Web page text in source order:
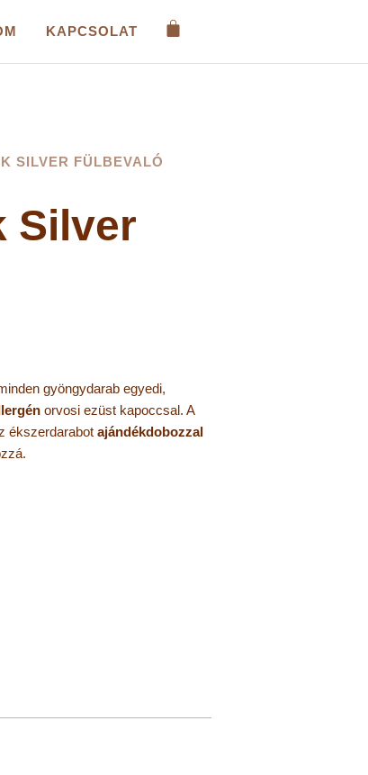
KAPCSOLAT
SILVER FÜLBEVALÓ
Silver
gyöngydarab egyedi,
orvosi ezüst kapoccsal. A
ékszerdarabot ajándékdobozzal